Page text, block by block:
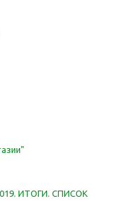
ИТОГИ. СПИСОК